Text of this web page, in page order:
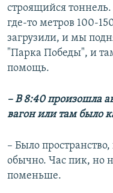
строящийся
где-то метров 100-
загрузили, и мы
"Парка Победы", и
помощь.
– В 8:40 произошла
вагон или там было
– Было
обычно. Час пик, но
поменьше.